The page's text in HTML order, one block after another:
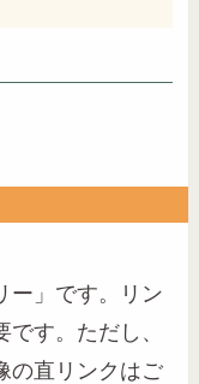
ー」です。リン
す。ただし、
の直リンクはご